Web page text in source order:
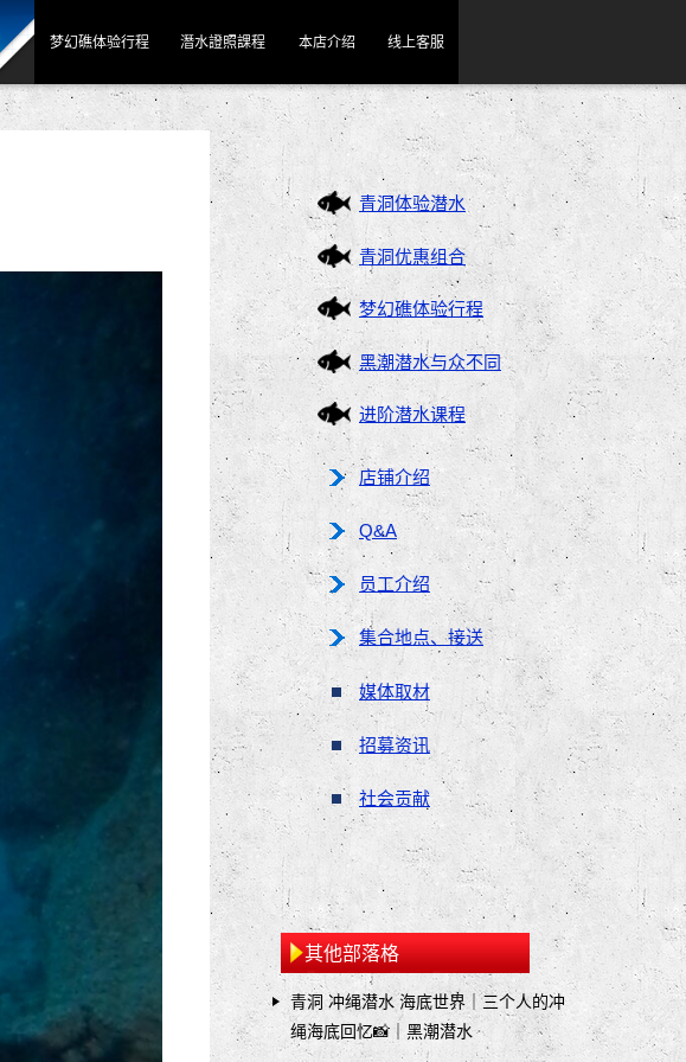
梦幻礁体验行程 潛水證照課程 本店介绍 线上客服
青洞体验潜水
青洞优惠组合
梦幻礁体验行程
黑潮潜水与众不同
进阶潜水课程
店铺介绍
Q&A
员工介绍
集合地点、接送
媒体取材
招募资讯
社会贡献
其他部落格
青洞 冲绳潜水 海底世界｜三个人的冲
绳海底回忆📸｜黑潮潜水